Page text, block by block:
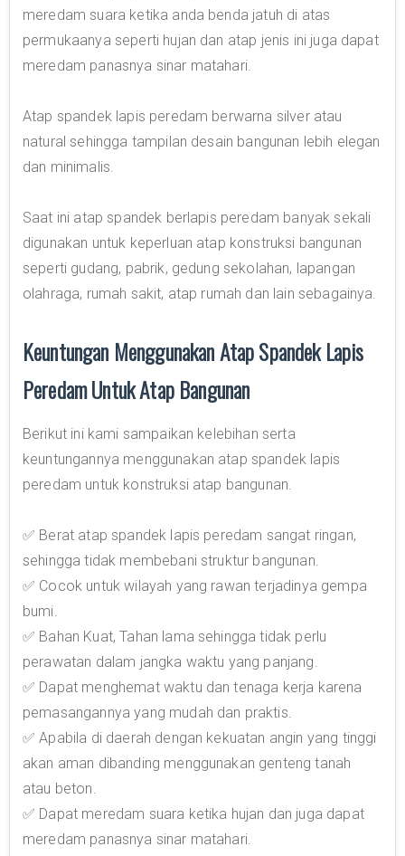
meredam suara ketika anda benda jatuh di atas
permukaanya seperti hujan dan atap jenis ini juga dapat
meredam panasnya sinar matahari.
Atap spandek lapis peredam berwarna silver atau
natural sehingga tampilan desain bangunan lebih elegan
dan minimalis.
Saat ini atap spandek berlapis peredam banyak sekali
digunakan untuk keperluan atap konstruksi bangunan
seperti gudang, pabrik, gedung sekolahan, lapangan
olahraga, rumah sakit, atap rumah dan lain sebagainya.
Keuntungan Menggunakan Atap Spandek Lapis
Peredam Untuk Atap Bangunan
Berikut ini kami sampaikan kelebihan serta
keuntungannya menggunakan atap spandek lapis
peredam untuk konstruksi atap bangunan.
✅ Berat atap spandek lapis peredam sangat ringan,
sehingga tidak membebani struktur bangunan.
✅ Cocok untuk wilayah yang rawan terjadinya gempa
bumi.
✅ Bahan Kuat, Tahan lama sehingga tidak perlu
perawatan dalam jangka waktu yang panjang.
✅ Dapat menghemat waktu dan tenaga kerja karena
pemasangannya yang mudah dan praktis.
✅ Apabila di daerah dengan kekuatan angin yang tinggi
akan aman dibanding menggunakan genteng tanah
atau beton.
✅ Dapat meredam suara ketika hujan dan juga dapat
meredam panasnya sinar matahari.